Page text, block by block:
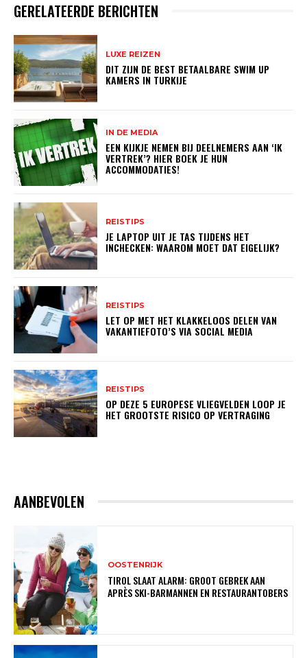
GERELATEERDE BERICHTEN
LUXE REIZEN
DIT ZIJN DE BEST BETAALBARE SWIM UP
KAMERS IN TURKIJE
IN DE MEDIA
EEN KIJKJE NEMEN BIJ DEELNEMERS AAN ‘IK
VERTREK’? HIER BOEK JE HUN
ACCOMMODATIES!
REISTIPS
JE LAPTOP UIT JE TAS TIJDENS HET
INCHECKEN: WAAROM MOET DAT EIGELIJK?
REISTIPS
LET OP MET HET KLAKKELOOS DELEN VAN
VAKANTIEFOTO’S VIA SOCIAL MEDIA
REISTIPS
OP DEZE 5 EUROPESE VLIEGVELDEN LOOP JE
HET GROOTSTE RISICO OP VERTRAGING
AANBEVOLEN
OOSTENRIJK
TIROL SLAAT ALARM: GROOT GEBREK AAN
APRÈS SKI-BARMANNEN EN RESTAURANTOBERS